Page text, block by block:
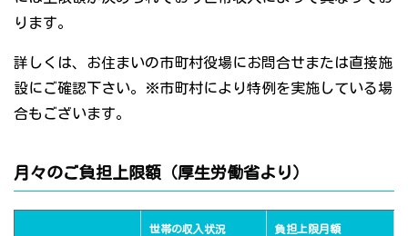
ります。
詳しくは、お住まいの市町村役場にお問合せまたは直接施
設にご確認下さい。※市町村により特例を実施している場
合もございます。
月々のご負担上限額（厚生労働省より）
世帯の収入状況 負担上限月額